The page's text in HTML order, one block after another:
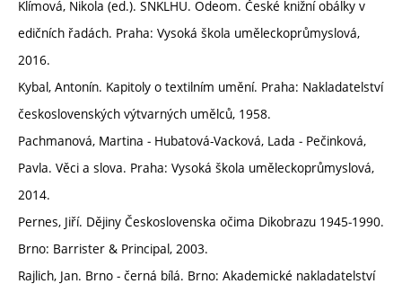
Klímová, Nikola (ed.). SNKLHU. Odeom. České knižní obálky v
edičních řadách. Praha: Vysoká škola uměleckoprůmyslová,
2016.
Kybal, Antonín. Kapitoly o textilním umění. Praha: Nakladatelství
československých výtvarných umělců, 1958.
Pachmanová, Martina ‒ Hubatová-Vacková, Lada ‒ Pečinková,
Pavla. Věci a slova. Praha: Vysoká škola uměleckoprůmyslová,
2014.
Pernes, Jiří. Dějiny Československa očima Dikobrazu 1945‒1990.
Brno: Barrister & Principal, 2003.
Rajlich, Jan. Brno ‒ černá bílá. Brno: Akademické nakladatelství